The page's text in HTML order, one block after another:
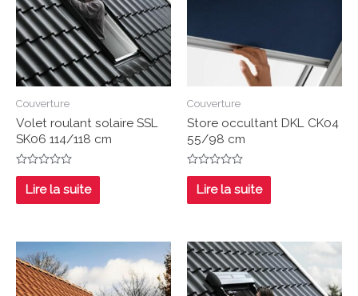
Couverture
Volet roulant solaire SSL
SK06 114/118 cm
Note
sur
5
Lire la suite
Couverture
Store occultant DKL CK04
55/98 cm
Note
sur
5
Lire la suite